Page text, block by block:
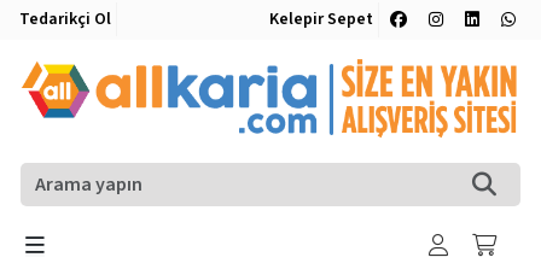
Tedarikçi Ol Kelepir Sepet